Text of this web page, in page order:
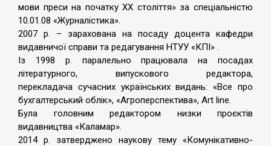
мови преси на початку ХХ століття» за спеціальністю
10.01.08 «Журналістика».
2007 р. – зарахована на посаду доцента кафедри
видавничої справи та редагування НТУУ «КПІ» .
Із 1998 р. паралельно працювала на посадах
літературного, випускового редактора,
перекладача сучасних українських видань: «Все про
бухгалтерський облік», «Агроперспектива», Art line.
Була головним редактором низки проєктів
видавництва «Каламар».
2014 р. затверджено наукову тему «Комунікативно-